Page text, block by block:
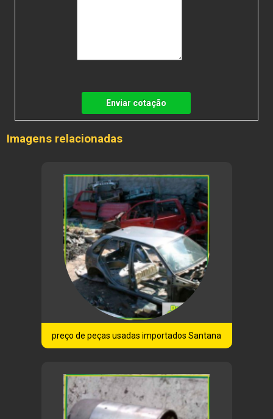
Enviar cotação
Imagens relacionadas
preço de peças usadas importados Santana